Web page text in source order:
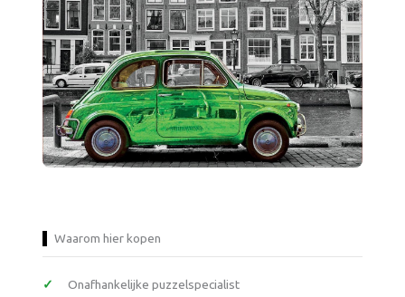
Waarom hier kopen
Onafhankelijke puzzelspecialist